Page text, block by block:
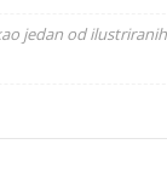
jedan od